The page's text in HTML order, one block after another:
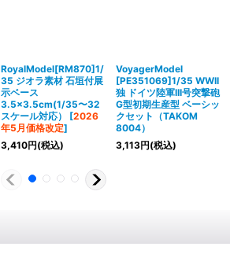
RoyalModel[RM870]1/
35 ジオラ素材 石垣付展
示ベース
3.5×3.5cm(1/35〜32
スケール対応）
[2026
年5月価格改定]
3,410円(税込)
VoyagerModel
[PE351069]1/35 WWII
独 ドイツ陸軍III号突撃砲
G型初期生産型 ベーシッ
クセット（TAKOM
8004）
3,113円(税込)